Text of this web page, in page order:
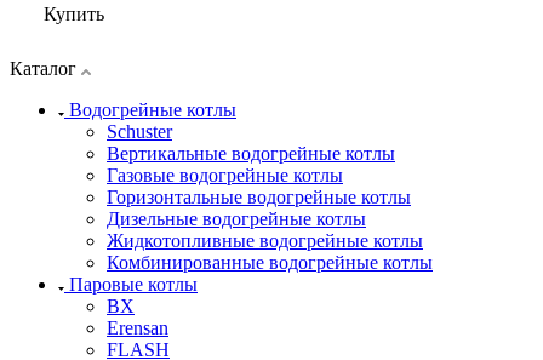
Купить
Каталог
Водогрейные котлы
Schuster
Вертикальные водогрейные котлы
Газовые водогрейные котлы
Горизонтальные водогрейные котлы
Дизельные водогрейные котлы
Жидкотопливные водогрейные котлы
Комбинированные водогрейные котлы
Паровые котлы
BX
Erensan
FLASH